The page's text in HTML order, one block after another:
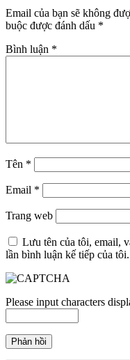
Email của bạn sẽ không
buộc được đánh dấu *
Bình luận *
Tên *
Email *
Trang web
Lưu tên của tôi, email,
lần bình luận kế tiếp của tôi.
Please input characters